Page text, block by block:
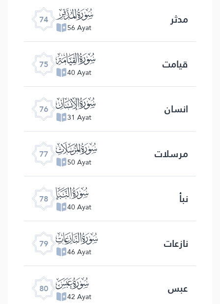
74 ﯷ
56 Ayat مدثر
75 ﯸ
40 Ayat قیامت
76 ﯹ
31 Ayat انسان
77 ﯺ
50 Ayat مرسلات
78 ﯻ
40 Ayat نبأ
79 ﯼ
46 Ayat نازعات
80 ﯽ
42 Ayat عبس